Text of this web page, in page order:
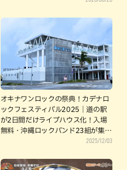
オキナワンロックの祭典！カデナロ
ックフェスティバル2025｜道の駅
が2日間だけライブハウス化！入場
無料・沖縄ロックバンド23組が集
2025/12/03